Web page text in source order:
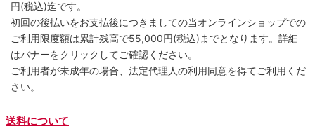
円(税込)迄です。
初回の後払いをお支払後につきましての当オンラインショップでの
ご利用限度額は累計残高で55,000円(税込)までとなります。詳細
はバナーをクリックしてご確認ください。
ご利用者が未成年の場合、法定代理人の利用同意を得てご利用くだ
さい。
送料について